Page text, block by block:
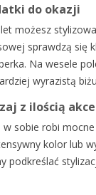
do okazji
możesz
sprawdzą się
Na wesele
wyrazistą
z ilością
sobie robi mocne
kolor lub
podkreślać